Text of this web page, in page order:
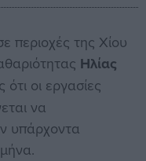
περιοχές της Χίου
Ηλίας
ότι οι εργασίες
να
υπάρχοντα